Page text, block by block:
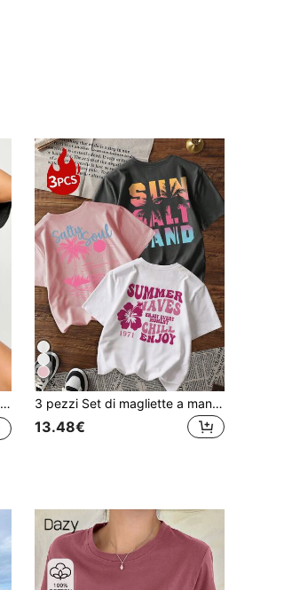
3 pezzi Set di magliette a maniche corte con scollo rotondo, stampa casual di lettere colorate, palme e motivi floreali, alla moda e versatile, adatto come top quotidiano da donna, per vacanze e tempo libero in primavera ed estate
13.48€